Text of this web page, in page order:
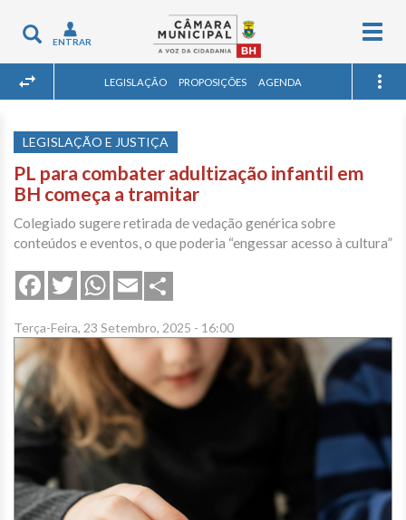
Toggle
navigation
ENTRAR
LEGISLAÇÃO PROPOSIÇÕES AGENDA
LEGISLAÇÃO E JUSTIÇA
PL para combater adultização infantil em
BH começa a tramitar
Colegiado sugere retirada de vedação genérica sobre
conteúdos e eventos, o que poderia “engessar acesso à cultura”
FacebookTwitterWhatsApp
Email
Terça-Feira, 23 Setembro, 2025 - 16:00